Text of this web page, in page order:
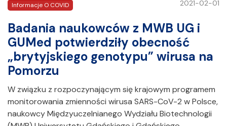
Informacje O COVID 2021-02-01
Badania naukowców z MWB UG i
GUMed potwierdziły obecność
„brytyjskiego genotypu” wirusa na
Pomorzu
W związku z rozpoczynającym się krajowym programem
monitorowania zmienności wirusa SARS-CoV-2 w Polsce,
naukowcy Międzyuczelnianego Wydziału Biotechnologii